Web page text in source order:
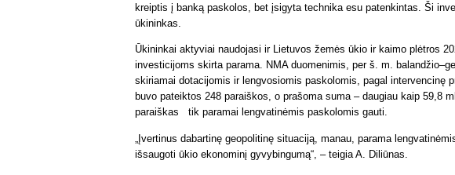
kreiptis į banką paskolos, bet įsigyta technika esu patenkintas. Ši
ūkininkas.
Ūkininkai aktyviai naudojasi ir Lietuvos žemės ūkio ir kaimo plėtros
investicijoms skirta parama. NMA duomenimis, per š. m.
skiriamai dotacijomis ir lengvosiomis paskolomis, pagal intervencinę
buvo pateiktos 248 paraiškos, o prašoma suma – daugiau kaip 59,8
paraiškas tik paramai lengvatinėmis paskolomis gauti.
„Įvertinus dabartinę geopolitinę situaciją, manau, parama
išsaugoti ūkio ekonominį gyvybingumą“, – teigia A. Diliūnas.